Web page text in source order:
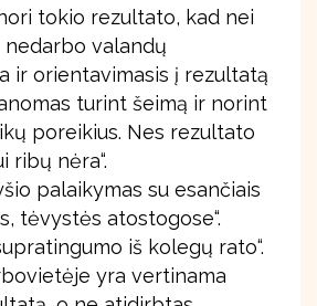
tokio rezultato, kad nei
nedarbo valandų
ir orientavimasis į rezultatą
turint šeimą ir norint
poreikius. Nes rezultato
ribų nėra“.
palaikymas su esančiais
tėvystės atostogose“.
iš kolegų rato“.
yra vertinama